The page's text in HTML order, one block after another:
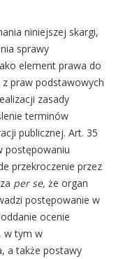
niniejszej skargi,
sprawy
element prawa do
praw podstawowych
zasady
terminów
publicznej. Art. 35
postępowaniu
przekroczenie przez
per se, że organ
postępowanie w
ocenie
w tym w
a także postawy